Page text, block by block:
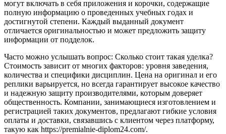
могут включать в себя приложения и корочки, содержащие
полную информацию о проведенных учебных годах и
достигнутой степени. Каждый выданный документ
отличается оригинальностью и может предложить защиту
информации от подделок.
Часто можно услышать вопрос: Сколько стоит такая уделка?
Стоимость зависит от многих факторов: уровня заведения,
количества и специфики дисциплин. Цена на оригинал и его
реплики варьируется, но всегда гарантирует высокое качество
и надежную защиту производителями, которым доверяет
общественность. Компании, занимающиеся изготовлением и
регистрацией таких документов, предлагают гибкие условия
оплаты и доставки, связавшись с клиентом через платформу,
такую как https://premialnie-diplom24.com/.